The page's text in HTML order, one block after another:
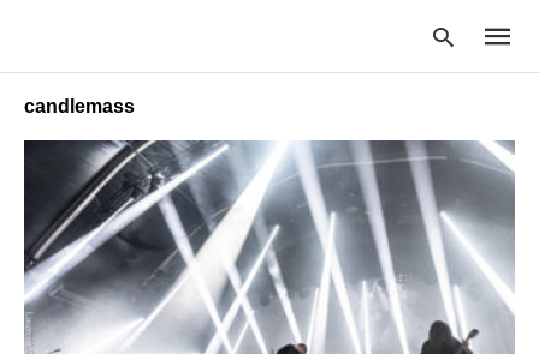
Type
search
query
and
hit
enter:
candlemass